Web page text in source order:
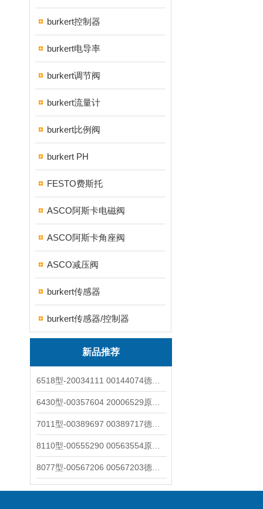
burkert控制器
burkert电导率
burkert调节阀
burkert流量计
burkert比例阀
burkert PH
FESTO费斯托
ASCO阿斯卡电磁阀
ASCO阿斯卡角座阀
ASCO减压阀
burkert传感器
burkert传感器/控制器
新品推荐